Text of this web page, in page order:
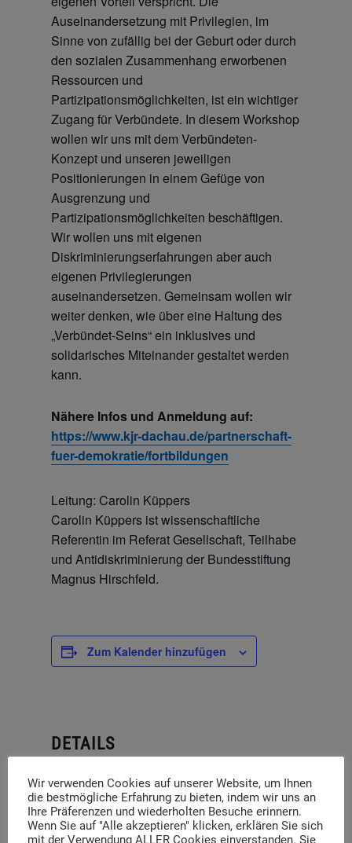
Auseinandersetzung mit Privilegien, im
Sinne von zufällig bei der Geburt oder durch
den sozialen Zusammenhang erworbenen
Ressourcen und
Partizipationsmöglichkeiten, ist ein wichtiger
Zugang für Verbündete. In diesem Workshop
wollen wir uns mit dem Verbündeten-
Konzept und unseren jeweiligen
Positionierungen in einem Gefüge von
Ausgrenzung und
Partizipationsmöglichkeiten beschäftigen.
Wir wollen uns mit eigenen
Diskriminierungserfahrungen aber auch
eigenen Privilegierungen
auseinandersetzen. Gemeinsam wollen wir
weiter denken, wie über eine Haltung des
„Verbündet-Seins“ ein inklusives und
solidarisches Miteinander gestaltet werden
kann.
Nähere Infos und Anmeldung auf:
https://www.kjr-dachau.de/partnerschaft-
fuer-demokratie/fortbildungen
Leitung: Carolin Küppers
Carolin Küppers ist wissenschaftliche
Referentin im Referat Gesellschaft, Teilhabe
und Antidiskriminierung der Bundesstiftung
Magnus Hirschfeld.
Zum Kalender hinzufügen
DETAILS
Datum:
12. Juli 2018
Zeit:
Wir verwenden Cookies auf unserer Website, um Ihnen
die bestmögliche Erfahrung zu bieten, indem wir uns an
Ihre Präferenzen und wiederholten Besuche erinnern.
Wenn Sie auf "Alle akzeptieren" klicken, erklären Sie sich
mit der Verwendung ALLER Cookies einverstanden. Sie